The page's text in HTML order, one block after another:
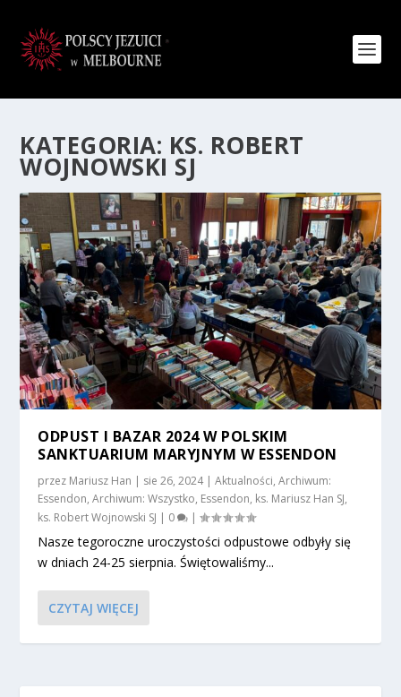
KATEGORIA: KS. ROBERT
WOJNOWSKI SJ
ODPUST I BAZAR 2024 W POLSKIM
SANKTUARIUM MARYJNYM W ESSENDON
przez Mariusz Han | sie 26, 2024|Aktualności,Archiwum:
Essendon,Archiwum: Wszystko, Essendon, ks. Mariusz Han SJ,
ks. Robert Wojnowski SJ | 0 |
Nasze tegoroczne uroczystości odpustowe odbyły się
w dniach 24-25 sierpnia. Świętowaliśmy...
CZYTAJ WIĘCEJ